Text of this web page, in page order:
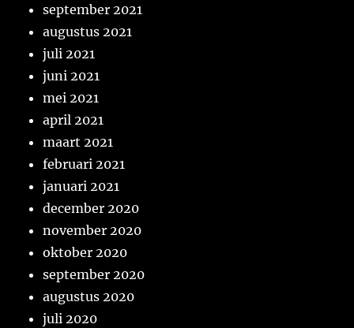
september 2021
augustus 2021
juli 2021
juni 2021
mei 2021
april 2021
maart 2021
februari 2021
januari 2021
december 2020
november 2020
oktober 2020
september 2020
augustus 2020
juli 2020